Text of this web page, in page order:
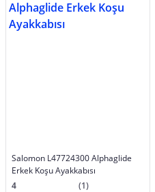
Salomon L47724300 Alphaglide
Erkek Koşu Ayakkabısı
4
(1)